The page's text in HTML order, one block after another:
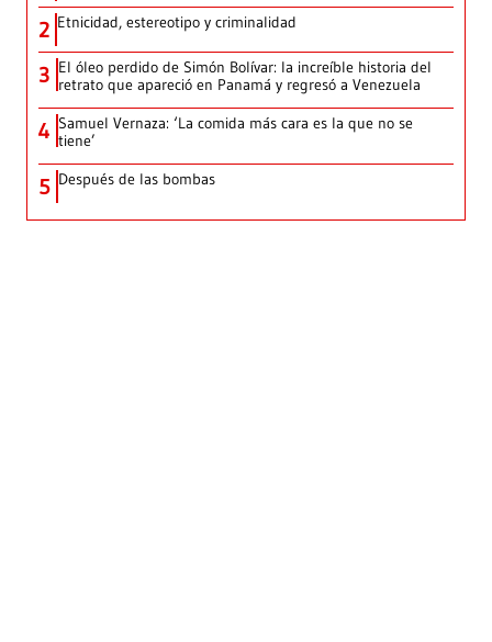
2 Etnicidad, estereotipo y criminalidad
3 El óleo perdido de Simón Bolívar: la increíble historia del
retrato que apareció en Panamá y regresó a Venezuela
4 Samuel Vernaza: ‘La comida más cara es la que no se
tiene’
5 Después de las bombas